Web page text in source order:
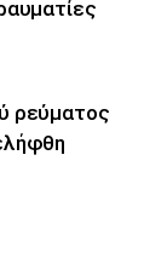
ρεύματος